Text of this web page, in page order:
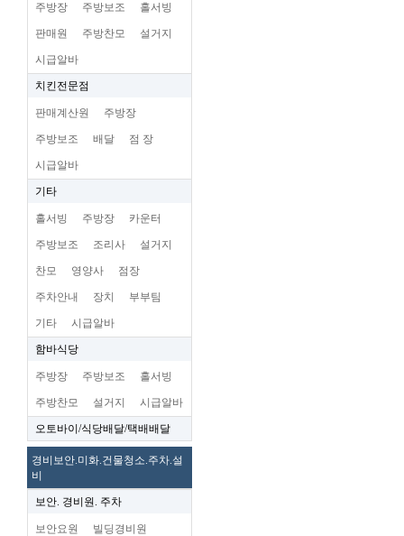
주방장 주방보조 홀서빙
판매원 주방찬모 설거지
시급알바
치킨전문점
판매계산원 주방장
주방보조 배달 점 장
시급알바
기타
홀서빙 주방장 카운터
주방보조 조리사 설거지
찬모 영양사 점장
주차안내 장치 부부팀
기타 시급알바
함바식당
주방장 주방보조 홀서빙
주방찬모 설거지 시급알바
오토바이/식당배달/택배배달
경비보안.미화.건물청소.주차.설
비
보안. 경비원. 주차
보안요원 빌딩경비원